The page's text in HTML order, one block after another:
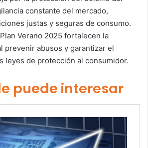
constante del mercado,
justas y seguras de consumo.
Verano 2025 fortalecen la
prevenir abusos y garantizar el
leyes de protección al consumidor.
puede interesar